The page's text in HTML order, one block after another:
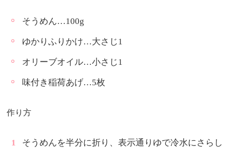
そうめん…100g
ゆかりふりかけ…大さじ1
オリーブオイル…小さじ1
味付き稲荷あげ…5枚
作り方
そうめんを半分に折り、表示通りゆで冷水にさらし